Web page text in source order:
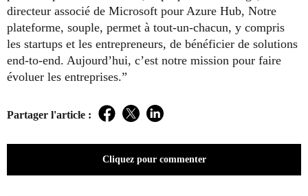
directeur associé de Microsoft pour Azure Hub, Notre
plateforme, souple, permet à tout-un-chacun, y compris
les startups et les entrepreneurs, de bénéficier de solutions
end-to-end. Aujourd’hui, c’est notre mission pour faire
évoluer les entreprises.”
Partager l'article : Facebook
TwitterLinkedIn
Cliquez pour commenter